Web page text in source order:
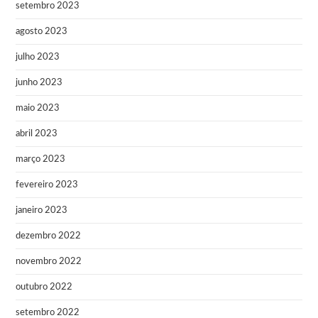
setembro 2023
agosto 2023
julho 2023
junho 2023
maio 2023
abril 2023
março 2023
fevereiro 2023
janeiro 2023
dezembro 2022
novembro 2022
outubro 2022
setembro 2022